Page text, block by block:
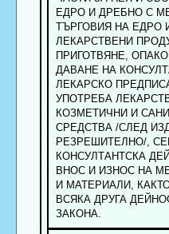
ЕДРО И ДРЕБНО С
ТЪРГОВИЯ НА ЕДРО
ЛЕКАРСТВЕНИ
ПРИГОТВЯНЕ,
ДАВАНЕ НА
ЛЕКАРСКО
УПОТРЕБА
КОЗМЕТИЧНИ И
СРЕДСТВА /СЛЕД
РЕЗРЕШИТЕЛНО/,
КОНСУЛТАНТСКА
ВНОС И ИЗНОС НА
И МАТЕРИАЛИ,
ВСЯКА ДРУГА
ЗАКОНА.